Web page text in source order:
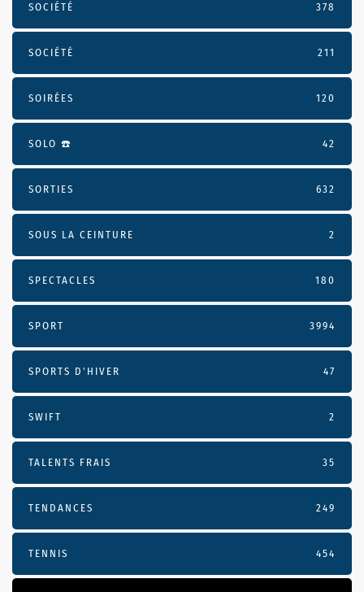
SOCIÉTÉ 378
SOCIÉTÉ 211
SOIRÉES 120
SOLO ☎️ 42
SORTIES 632
SOUS LA CEINTURE 2
SPECTACLES 180
SPORT 3994
SPORTS D'HIVER 47
SWIFT 2
TALENTS FRAIS 35
TENDANCES 249
TENNIS 454